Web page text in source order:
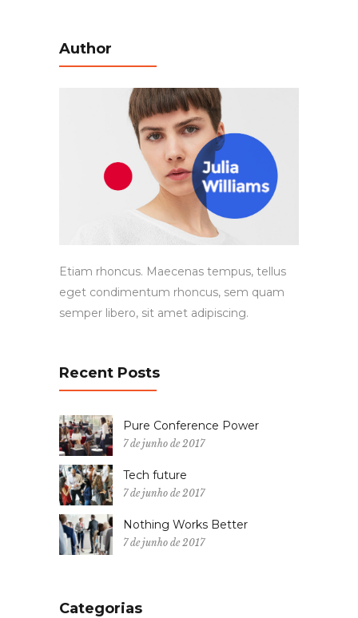
Author
Etiam rhoncus. Maecenas tempus, tellus
eget condimentum rhoncus, sem quam
semper libero, sit amet adipiscing.
Recent Posts
Pure Conference Power
7 de junho de 2017
Tech future
7 de junho de 2017
Nothing Works Better
7 de junho de 2017
Categorias